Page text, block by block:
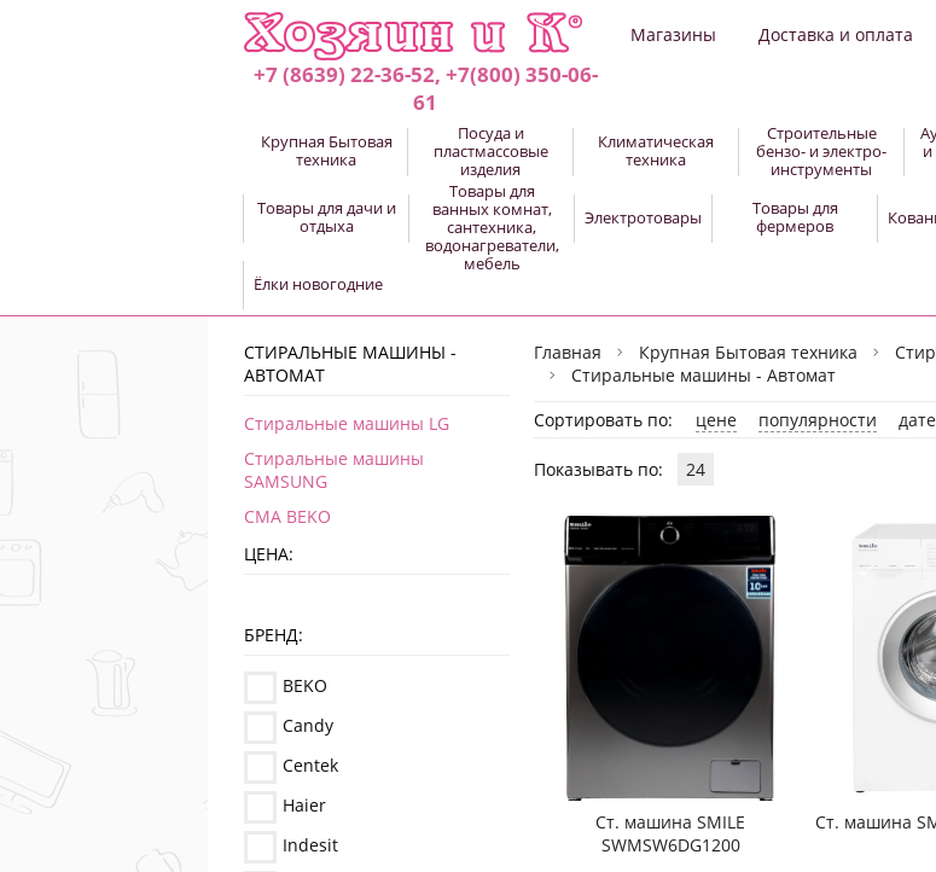
+7 (8639) 22-36-52, +7(800) 350-06-
61
Магазины Доставка и оплата
Крупная Бытовая
техника
Посуда и
пластмассовые
изделия
Климатическая
техника
Строительные
бензо- и электро-
инструменты
Товары для дачи и
отдыха
Товары для
ванных комнат,
сантехника,
водонагреватели,
мебель
Электротовары
Товары для
фермеров
Ёлки новогодние
СТИРАЛЬНЫЕ МАШИНЫ -
АВТОМАТ
Стиральные машины LG
Стиральные машины
SAMSUNG
СМА BEKO
ЦЕНА:
БРЕНД:
BEKO
Candy
Centek
Haier
Indesit
Главная Крупная Бытовая техника
Стиральные машины - Автомат
Сортировать по:
цене популярности дате
Показывать по: 24
Ст. машина SMILE
SWMSW6DG1200
Ст. машина